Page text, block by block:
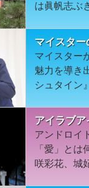
は眞帆志ぶ
マイスタ
マイスター
魅力を導き
シュタイン
アイラブア
アンドロイ
「愛」と
咲彩花、城